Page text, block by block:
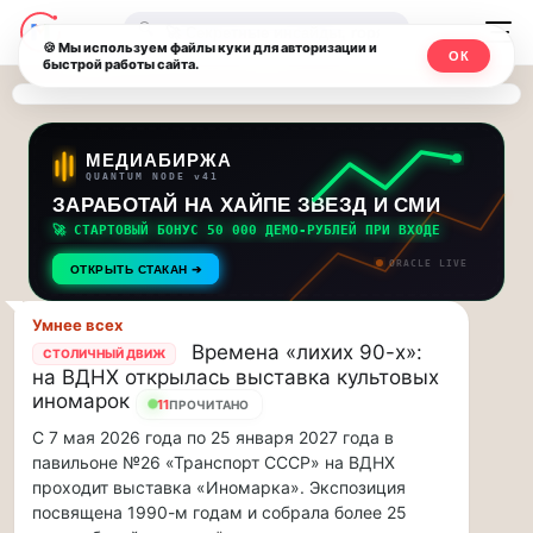
Последние
новости
и
обновления
потока:
Друзья,
приглашаем
на
музыкальную
прогулку
по
Москве
Чайковского!…
Друзья,
приглашаем
на
музыкальную
Москвичи.net
—
Главный
столичный
чат-
мессенджер,
новости
и
инсайды
Москвы
🔍
МЕДИАБИРЖА
QUANTUM NODE v41
ЗАРАБОТАЙ НА ХАЙПЕ ЗВЕЗД И СМИ
🚀 СТАРТОВЫЙ БОНУС 50 000 ДЕМО-РУБЛЕЙ ПРИ ВХОДЕ
ОТКРЫТЬ СТАКАН ➔ ORACLE LIVE
Умнее всех
СТОЛИЧНЫЙ ДВИЖ
Времена «лихих 90-х»:
на ВДНХ открылась выставка культовых
иномарок
11ПРОЧИТАНО
С 7 мая 2026 года по 25 января 2027 года в
павильоне №26 «Транспорт СССР» на ВДНХ
проходит выставка «Иномарка». Экспозиция
посвящена 1990-м годам и собрала более 25
🍪 Мы используем файлы куки для авторизации и
быстрой работы сайта.
ОК